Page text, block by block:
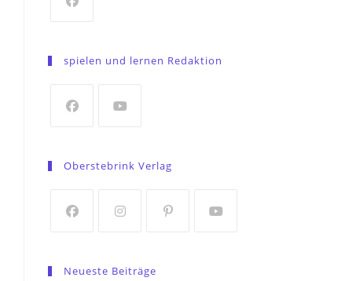
a
tab
spielen und lernen Redaktion
a
tab
Oberstebrink Verlag
Neueste Beiträge